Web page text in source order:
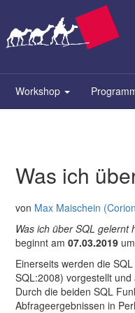
springen
Workshop
Was ich
von Max Maischein
Was ich über SQL gelernt
beginnt am 07.03.2019 um
Einerseits werden die
SQL:2008) vorgestellt
Durch die beiden SQL
Abfrageergebnissen in